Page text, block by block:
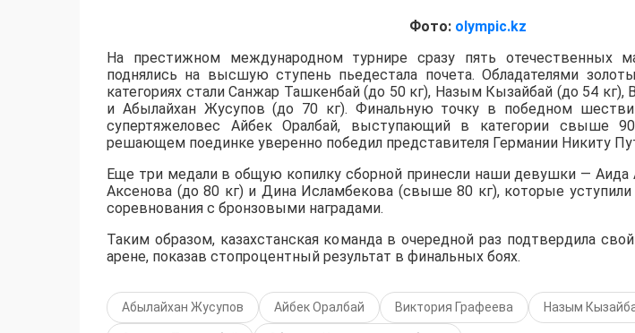
Фото: olympic.kz
На престижном международном турнире сразу пять отечественных
поднялись на высшую ступень пьедестала почета. Обладателями
категориях стали Санжар Ташкенбай (до 50 кг), Назым Кызайбай (до 54 кг),
и Абылайхан Жусупов (до 70 кг). Финальную точку в победном
супертяжеловес Айбек Оралбай, выступающий в категории свыше
решающем поединке уверенно победил представителя Германии Никиту
Еще три медали в общую копилку сборной принесли наши девушки — Аида
Аксенова (до 80 кг) и Дина Исламбекова (свыше 80 кг), которые
соревнования с бронзовыми наградами.
Таким образом, казахстанская команда в очередной раз подтвердила
арене, показав стопроцентный результат в финальных боях.
Абылайхан Жусупов Айбек Оралбай Виктория Графеева Назым